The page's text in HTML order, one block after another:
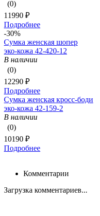
(0)
11990 ₽
Подробнее
-30%
Сумка женская шопер
эко-кожа 42-420-12
В наличии
(0)
12290 ₽
Подробнее
Сумка женская кросс-боди
эко-кожа 42-159-2
В наличии
(0)
10190 ₽
Подробнее
Комментарии
Загрузка комментариев...